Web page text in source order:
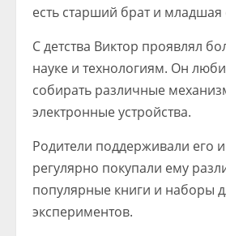
есть старший брат и младшая
С детства Виктор проявлял
науке и технологиям. Он
собирать различные
электронные устройства.
Родители поддерживали его
регулярно покупали ему
популярные книги и наборы
экспериментов.